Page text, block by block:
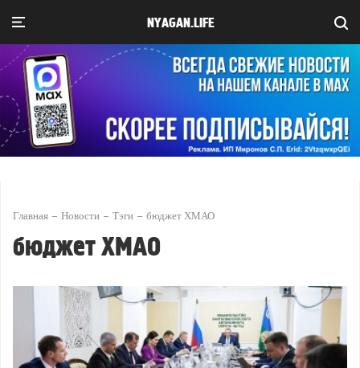
NYAGAN.LIFE
Главная Новости Тэги бюджет ХМАО
бюджет ХМАО